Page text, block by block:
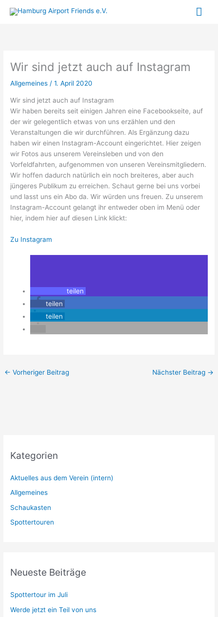
Inhalt
Wir sind jetzt auch auf Instagram
Allgemeines /1. April 2020
Wir sind jetzt auch auf Instagram
Wir haben bereits seit einigen Jahren eine Facebookseite, auf
der wir gelegentlich etwas von uns erzählen und den
Veranstaltungen die wir durchführen. Als Ergänzung dazu
haben wir einen Instagram-Account eingerichtet. Hier zeigen
wir Fotos aus unserem Vereinsleben und von den
Vorfeldfahrten, aufgenommen von unseren Vereinsmitgliedern.
Wir hoffen dadurch natürlich ein noch breiteres, aber auch
jüngeres Publikum zu erreichen. Schaut gerne bei uns vorbei
und lasst uns ein Abo da. Wir würden uns freuen. Zu unserem
Instagram-Account gelangt ihr entweder oben im Menü oder
hier, indem hier auf diesen Link klickt:
Zu Instagram
teilen
teilen
teilen
← Vorheriger Beitrag Nächster Beitrag →
Kategorien
Aktuelles aus dem Verein (intern)
Allgemeines
Schaukasten
Spottertouren
Neueste Beiträge
Spottertour im Juli
Werde jetzt ein Teil von uns